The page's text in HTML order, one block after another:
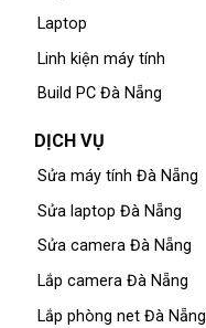
Laptop
Linh kiện máy tính
Build PC Đà Nẵng
DỊCH VỤ
Sửa máy tính Đà Nẵng
Sửa laptop Đà Nẵng
Sửa camera Đà Nẵng
Lắp camera Đà Nẵng
Lắp phòng net Đà Nẵng